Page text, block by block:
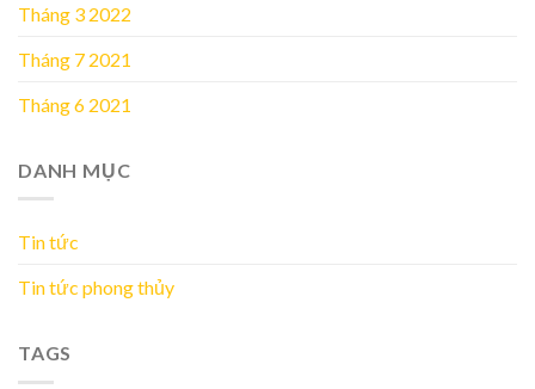
Tháng 3 2022
Tháng 7 2021
Tháng 6 2021
DANH MỤC
Tin tức
Tin tức phong thủy
TAGS